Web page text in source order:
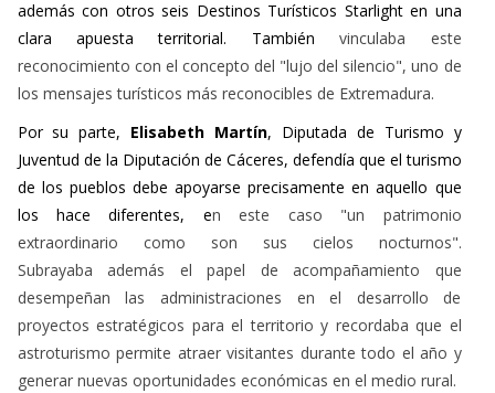
además con otros seis Destinos Turísticos Starlight en una
clara apuesta territorial. Tambiénvinculaba este
reconocimiento con el concepto del "lujo del silencio", uno de
los mensajes turísticos más reconocibles de Extremadura.
Por su parte, Elisabeth Martín, Diputada de Turismo y
Juventud de la Diputación de Cáceres, defendía que el turismo
de los pueblos debe apoyarse precisamente en aquello que
los hace diferentes, en este caso "un patrimonio
extraordinario como son sus cielos nocturnos".
Subrayaba además el papel de acompañamiento que
desempeñan las administraciones en el desarrollo de
proyectos estratégicos para el territorio y recordaba que el
astroturismo permite atraer visitantes durante todo el año y
generar nuevas oportunidades económicas en el medio rural.